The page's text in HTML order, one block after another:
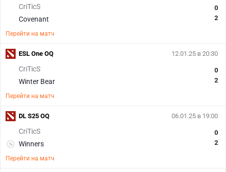
CriTicS
Covenant
0
2
Перейти на матч
12.01.25 в 20:30
CriTicS
Winter Bear
0
2
Перейти на матч
ESL One OQ
06.01.25 в 19:00
CriTicS
Winners
0
2
Перейти на матч
DL S25 OQ